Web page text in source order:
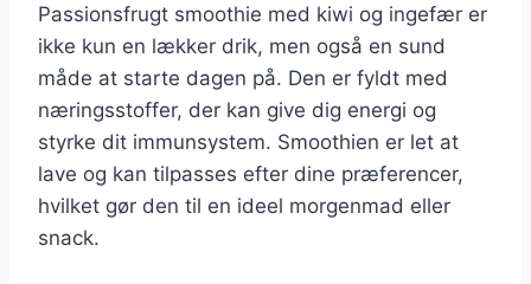
Passionsfrugt smoothie med kiwi og ingefær er
ikke kun en lækker drik, men også en sund
måde at starte dagen på. Den er fyldt med
næringsstoffer, der kan give dig energi og
styrke dit immunsystem. Smoothien er let at
lave og kan tilpasses efter dine præferencer,
hvilket gør den til en ideel morgenmad eller
snack.